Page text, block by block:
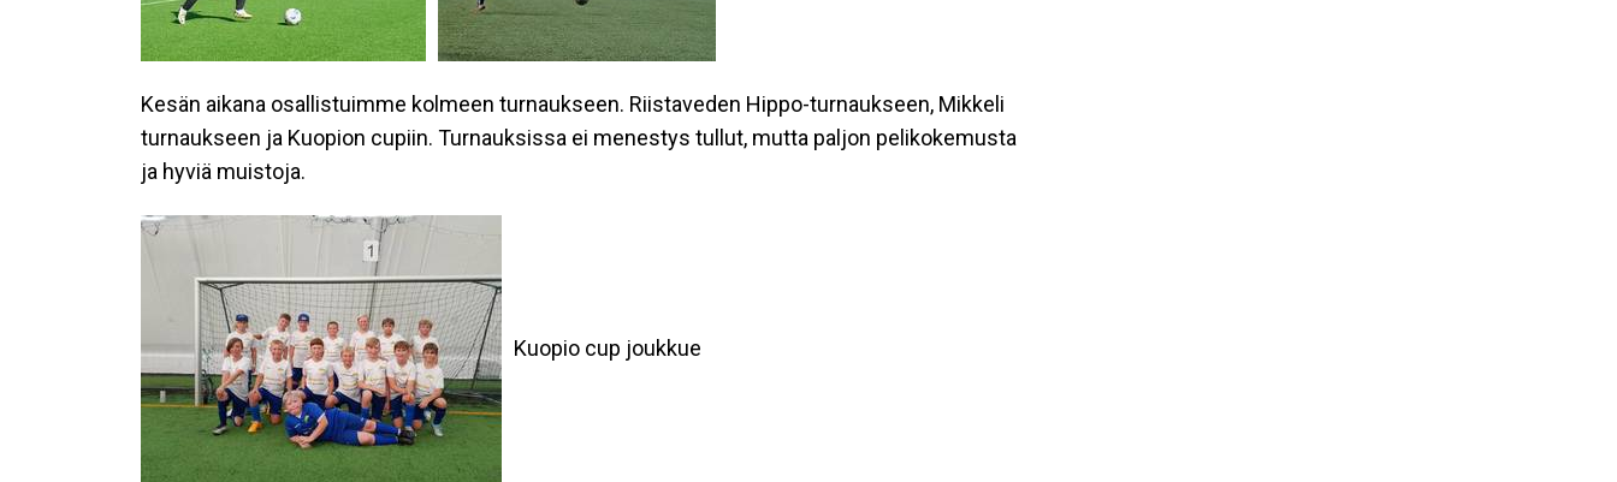
Kesän aikana osallistuimme kolmeen turnaukseen. Riistaveden Hippo-turnaukseen, Mikkeli
turnaukseen ja Kuopion cupiin. Turnauksissa ei menestys tullut, mutta paljon pelikokemusta
ja hyviä muistoja.
Kuopio cup joukkue